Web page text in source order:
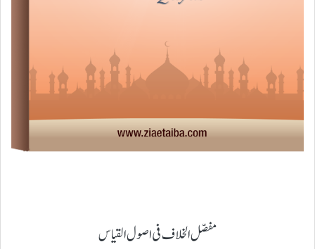
مفصّل الخلاف فی اصول القیاس